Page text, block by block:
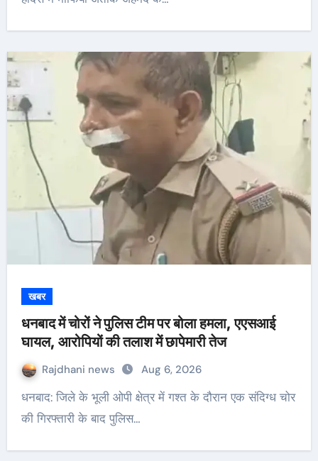
खबर
धनबाद में चोरों ने पुलिस टीम पर बोला हमला, एएसआई
घायल, आरोपियों की तलाश में छापेमारी तेज
Rajdhani news Aug 6, 2026
धनबाद: जिले के भूली ओपी क्षेत्र में गश्त के दौरान एक संदिग्ध चोर
की गिरफ्तारी के बाद पुलिस…